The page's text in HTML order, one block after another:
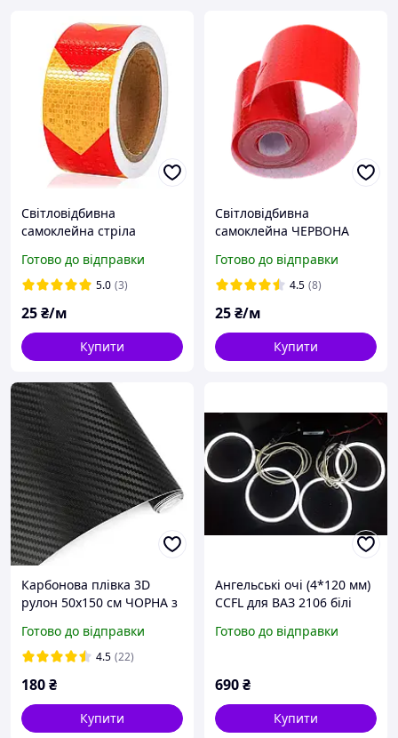
Світловідбивна
самоклейна стріла
5х100 см
Готово до відправки
5.0 (3)
25₴/м
Купити
Світловідбивна
самоклейна ЧЕРВОНА
Готово до відправки
4.5 (8)
25₴/м
Купити
Карбонова плівка 3D
рулон 50х150 см ЧОРНА з
Готово до відправки
4.5 (22)
180₴
Купити
Ангельські очі (4*120 мм)
CCFL для ВАЗ 2106 білі
Готово до відправки
690₴
Купити